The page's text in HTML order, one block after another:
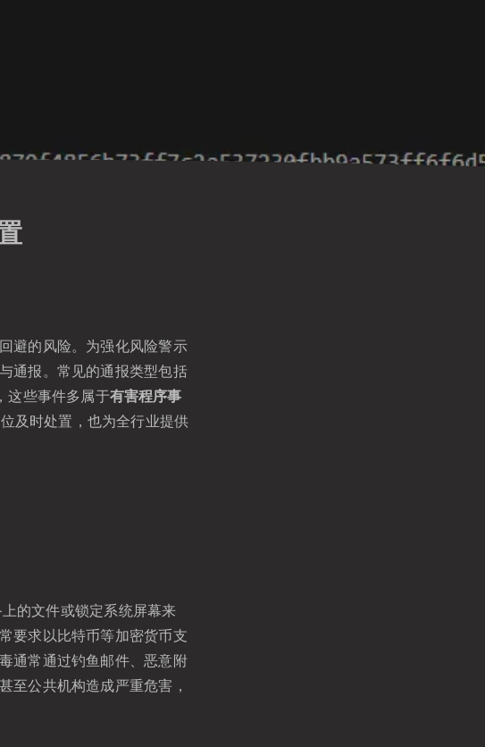
避的风险。为强化风险警示
通报。常见的通报类型包括
这些事件多属于有害程序事
及时处置，也为全行业提供
的文件或锁定系统屏幕来
要求以比特币等加密货币支
通常通过钓鱼邮件、恶意附
至公共机构造成严重危害，